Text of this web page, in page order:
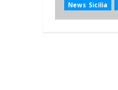
News Sicilia